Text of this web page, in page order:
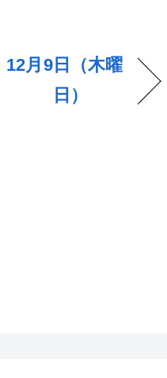
12月9日（木曜
日）